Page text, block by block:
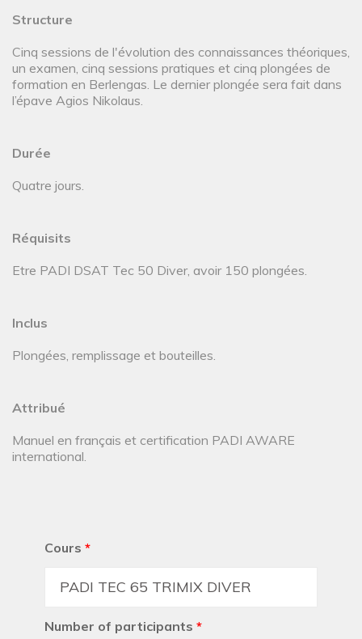
Structure
Cinq sessions de l'évolution des connaissances théoriques,
un examen, cinq sessions pratiques et cinq plongées de
formation en Berlengas. Le dernier plongée sera fait dans
l’épave Agios Nikolaus.
Durée
Quatre jours.
Réquisits
Etre PADI DSAT Tec 50 Diver, avoir 150 plongées.
Inclus
Plongées, remplissage et bouteilles.
Attribué
Manuel en français et certification PADI AWARE
international.
Cours *
Number of participants *